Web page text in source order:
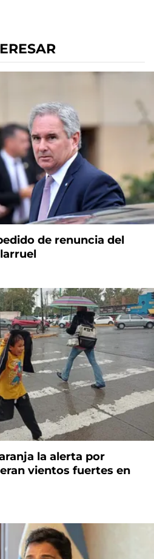
de renuncia del
la alerta por
vientos fuertes en